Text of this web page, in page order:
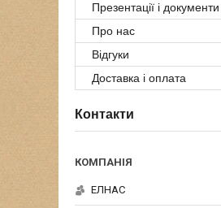
Презентації і документи
Про нас
Відгуки
Доставка і оплата
Контакти
ЕЛНАС